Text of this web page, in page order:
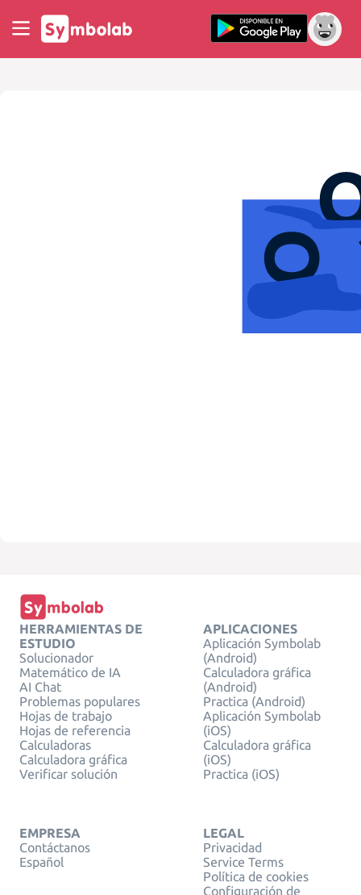
HERRAMIENTAS DE
ESTUDIO
Solucionador
Matemático de IA
AI Chat
Problemas populares
Hojas de trabajo
Hojas de referencia
Calculadoras
Calculadora gráfica
Verificar solución
APLICACIONES
Aplicación Symbolab
(Android)
Calculadora gráfica
(Android)
Practica (Android)
Aplicación Symbolab
(iOS)
Calculadora gráfica
(iOS)
Practica (iOS)
EMPRESA
Contáctanos
Español
LEGAL
Privacidad
Service Terms
Política de cookies
Configuración de